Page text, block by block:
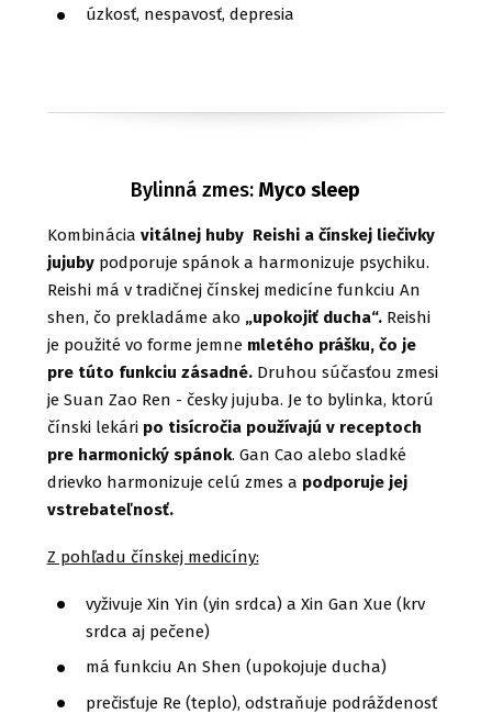
úzkosť, nespavosť, depresia
Bylinná zmes: Myco sleep
Kombinácia vitálnej huby Reishi a čínskej liečivky
jujubypodporuje spánok a harmonizuje psychiku.
Reishi má v tradičnej čínskej medicíne funkciu An
shen, čo prekladáme ako „upokojiť ducha“.Reishi
je použité vo forme jemnemletého prášku, čo je
pre túto funkciu zásadné.Druhou súčasťou zmesi
je Suan Zao Ren - česky jujuba. Je to bylinka, ktorú
čínski lekári po tisícročia používajú v receptoch
pre harmonický spánok. Gan Cao alebo sladké
drievko harmonizuje celú zmes a podporuje jej
vstrebateľnosť.
Z pohľadu čínskej medicíny:
vyživuje Xin Yin (yin srdca) a Xin Gan Xue (krv
srdca aj pečene)
má funkciu An Shen (upokojuje ducha)
prečisťuje Re (teplo), odstraňuje podráždenosť